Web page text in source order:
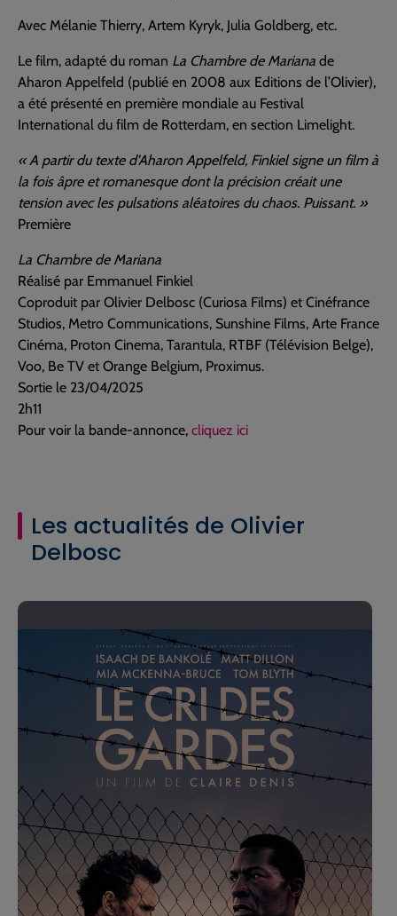
Avec Mélanie Thierry, Artem Kyryk, Julia Goldberg, etc.
Le film, adapté du roman La Chambre de Mariana de
Aharon Appelfeld (publié en 2008 aux Editions de l’Olivier),
a été présenté en première mondiale au Festival
International du film de Rotterdam, en section Limelight.
« A partir du texte d’Aharon Appelfeld, Finkiel signe un film à
la fois âpre et romanesque dont la précision créait une
tension avec les pulsations aléatoires du chaos. Puissant. »
Première
La Chambre de Mariana
Réalisé par Emmanuel Finkiel
Coproduit par Olivier Delbosc (Curiosa Films) et Cinéfrance
Studios, Metro Communications, Sunshine Films, Arte France
Cinéma, Proton Cinema, Tarantula, RTBF (Télévision Belge),
Voo, Be TV et Orange Belgium, Proximus.
Sortie le 23/04/2025
2h11
Pour voir la bande-annonce, cliquez ici
Les actualités de Olivier
Delbosc